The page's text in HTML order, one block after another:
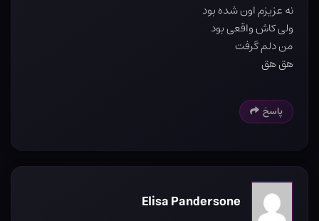
نه عزیزم اون شده بود
ولی کاش واقعی بود
من دلم گرفت
هق هق
پاسخ
Elisa Pandersone